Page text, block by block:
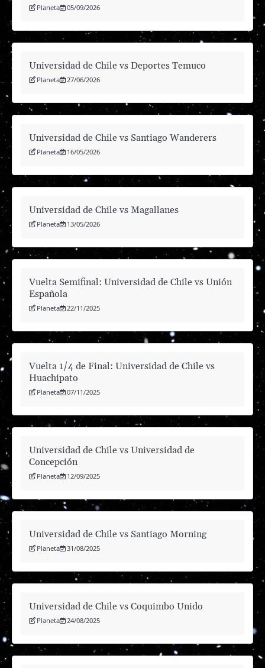
Planeta 05/09/2026
Universidad de Chile vs Deportes Temuco
Planeta 27/06/2026
Universidad de Chile vs Santiago Wanderers
Planeta 16/05/2026
Universidad de Chile vs Magallanes
Planeta 13/05/2026
Vuelta Semifinal: Universidad de Chile vs Unión
Española
Planeta 22/11/2025
Vuelta 1/4 de Final: Universidad de Chile vs
Huachipato
Planeta 07/11/2025
Universidad de Chile vs Universidad de
Concepción
Planeta 12/09/2025
Universidad de Chile vs Santiago Morning
Planeta 31/08/2025
Universidad de Chile vs Coquimbo Unido
Planeta 24/08/2025